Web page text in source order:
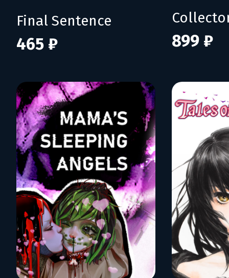
Final Sentence
465 ₽ 899 ₽